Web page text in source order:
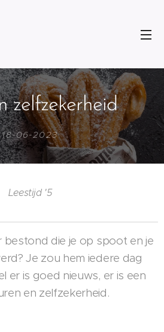
zelfzekerheid
18-06-2023
Leestijd '5
bestond die je op spoot en je
Je zou hem iedere dag
er is goed nieuws, er is een
en zelfzekerheid.